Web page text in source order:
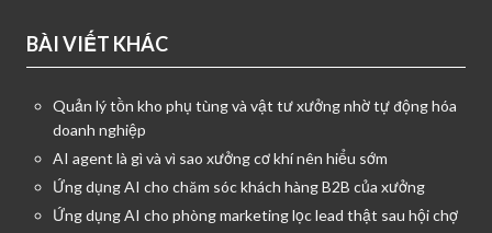
BÀI VIẾT KHÁC
Quản lý tồn kho phụ tùng và vật tư xưởng nhờ tự động hóa
doanh nghiệp
AI agent là gì và vì sao xưởng cơ khí nên hiểu sớm
Ứng dụng AI cho chăm sóc khách hàng B2B của xưởng
Ứng dụng AI cho phòng marketing lọc lead thật sau hội chợ